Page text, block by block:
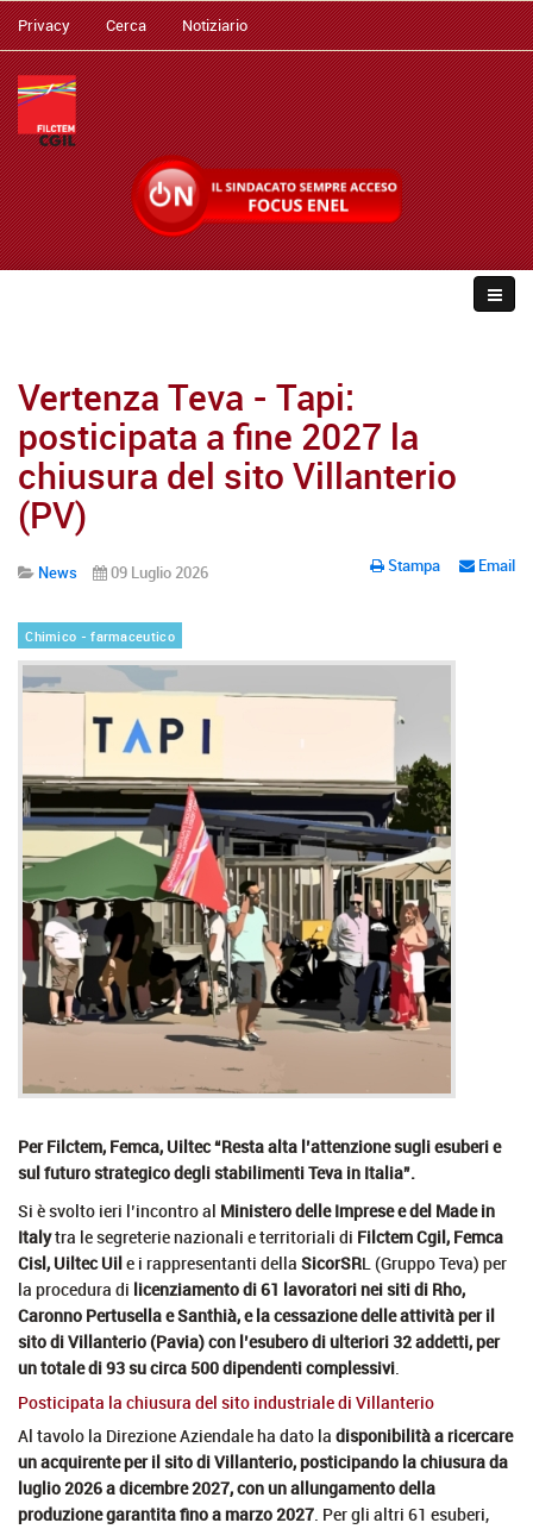
Privacy Cerca Notiziario
Vertenza Teva - Tapi:
posticipata a fine 2027 la
chiusura del sito Villanterio
(PV)
Stampa Email
News 09 Luglio 2026
Chimico - farmaceutico
Per Filctem, Femca, Uiltec “Resta alta l’attenzione sugli esuberi e
sul futuro strategico degli stabilimenti Teva in Italia”.
Si è svolto ieri l’incontro al Ministero delle Imprese e del Made in
Italytra le segreterie nazionali e territoriali di Filctem Cgil, Femca
Cisl, Uiltec Uile i rappresentanti della SicorSRL (Gruppo Teva) per
la procedura di licenziamento di 61 lavoratori nei siti di Rho,
Caronno Pertusella e Santhià, e la cessazione delle attività per il
sito di Villanterio (Pavia) con l’esubero di ulteriori 32 addetti, per
un totale di 93 su circa 500 dipendenti complessivi
Posticipata la chiusura del sito industriale di Villanterio
Al tavolo la Direzione Aziendale ha dato la disponibilità a ricercare
un acquirente per il sito di Villanterio, posticipando la chiusura da
luglio 2026 a dicembre 2027,con un allungamento della
produzione garantita fino a marzo 2027 . Per gli altri 61 esuberi,